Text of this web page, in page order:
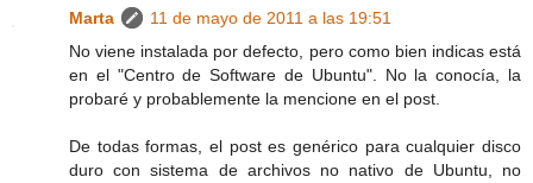
Marta
11 de mayo de 2011 a las 19:51
No viene instalada por defecto, pero como bien indicas está
en el "Centro de Software de Ubuntu". No la conocía, la
probaré y probablemente la mencione en el post.
De todas formas, el post es genérico para cualquier disco
duro con sistema de archivos no nativo de Ubuntu, no